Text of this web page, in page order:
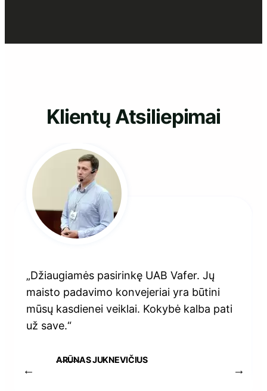
Klientų Atsiliepimai
„Džiaugiamės pasirinkę UAB Vafer. Jų
maisto padavimo konvejeriai yra būtini
mūsų kasdienei veiklai. Kokybė kalba pati
už save.“
ARŪNAS JUKNEVIČIUS